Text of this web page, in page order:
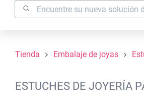
Tienda Embalaje de joyas
ESTUCHES DE JOYERÍA